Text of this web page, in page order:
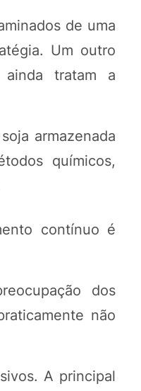
de uma
Um outro
tratam a
armazenada
químicos,
contínuo é
dos
não
A principal